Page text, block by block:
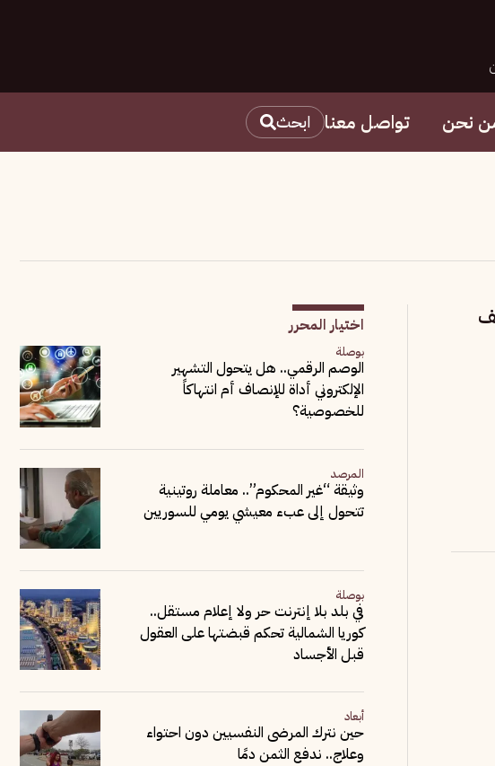
نحن تواصل معنا ابحث
اختيار المحرر
بوصلة
الوصم الرقمي.. هل يتحول التشهير
الإلكتروني أداة للإنصاف أم انتهاكاً
للخصوصية؟
المرصد
وثيقة “غير المحكوم”.. معاملة روتينية
تتحول إلى عبء معيشي يومي للسوريين
بوصلة
في بلد بلا إنترنت حر ولا إعلام مستقل..
كوريا الشمالية تحكم قبضتها على العقول
قبل الأجساد
أبعاد
حين نترك المرضى النفسيين دون احتواء
وعلاج.. ندفع الثمن دمًا